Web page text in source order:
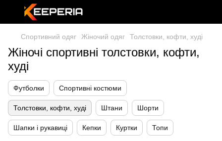
Спортивний одяг Жіночий одяг Толстовки, кофти, худі
Жіночі спортивні толстовки, кофти,
худі
Футболки Спортивні костюми
Толстовки, кофти, худі Штани Шорти
Шапки і рукавиці Кепки Куртки Топи